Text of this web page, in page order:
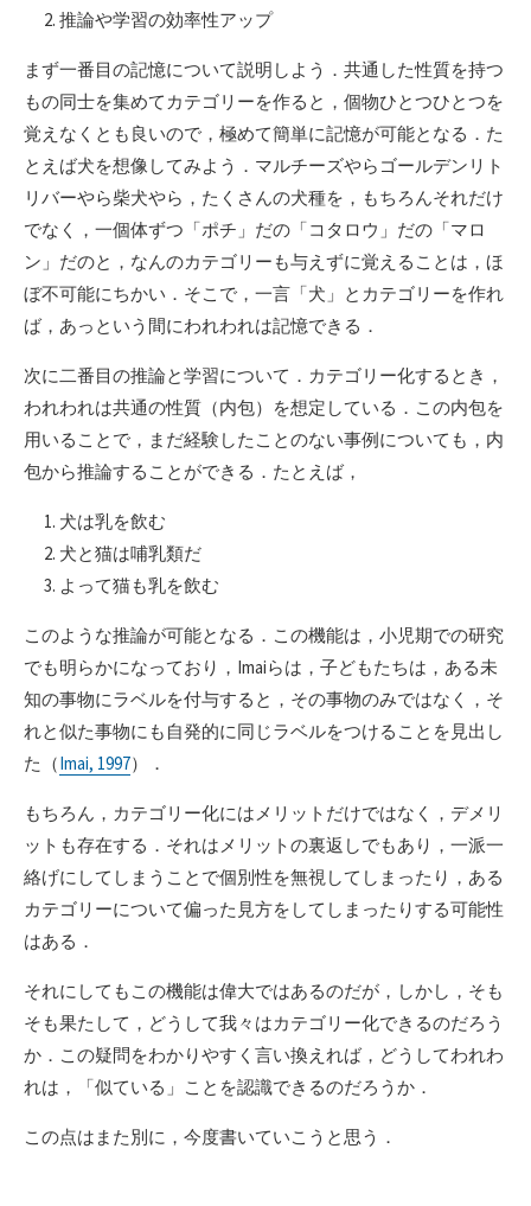
推論や学習の効率性アップ
まず一番目の記憶について説明しよう．共通した性質を持つ
もの同士を集めてカテゴリーを作ると，個物ひとつひとつを
覚えなくとも良いので，極めて簡単に記憶が可能となる．た
とえば犬を想像してみよう．マルチーズやらゴールデンリト
リバーやら柴犬やら，たくさんの犬種を，もちろんそれだけ
でなく，一個体ずつ「ポチ」だの「コタロウ」だの「マロ
ン」だのと，なんのカテゴリーも与えずに覚えることは，ほ
ぼ不可能にちかい．そこで，一言「犬」とカテゴリーを作れ
ば，あっという間にわれわれは記憶できる．
次に二番目の推論と学習について．カテゴリー化するとき，
われわれは共通の性質（内包）を想定している．この内包を
用いることで，まだ経験したことのない事例についても，内
包から推論することができる．たとえば，
犬は乳を飲む
犬と猫は哺乳類だ
よって猫も乳を飲む
このような推論が可能となる．この機能は，小児期での研究
でも明らかになっており，Imaiらは，子どもたちは，ある未
知の事物にラベルを付与すると，その事物のみではなく，そ
れと似た事物にも自発的に同じラベルをつけることを見出し
た（Imai, 1997）．
もちろん，カテゴリー化にはメリットだけではなく，デメリ
ットも存在する．それはメリットの裏返しでもあり，一派一
絡げにしてしまうことで個別性を無視してしまったり，ある
カテゴリーについて偏った見方をしてしまったりする可能性
はある．
それにしてもこの機能は偉大ではあるのだが，しかし，そも
そも果たして，どうして我々はカテゴリー化できるのだろう
か．この疑問をわかりやすく言い換えれば，どうしてわれわ
れは，「似ている」ことを認識できるのだろうか．
この点はまた別に，今度書いていこうと思う．